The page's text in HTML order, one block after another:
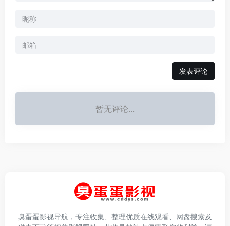
发表评论
暂无评论...
臭蛋蛋影视导航，专注收集、整理优质在线观看、网盘搜索及